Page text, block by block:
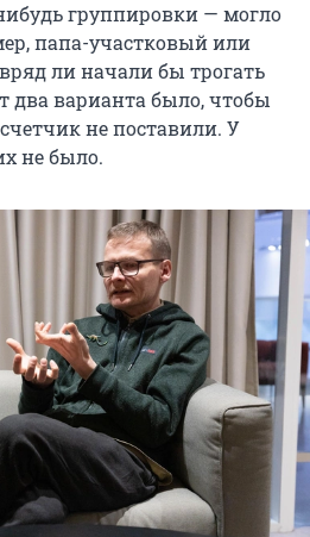
группировки — могло
папа-участковый или
ли начали бы трогать
два варианта было, чтобы
не поставили. У
не было.